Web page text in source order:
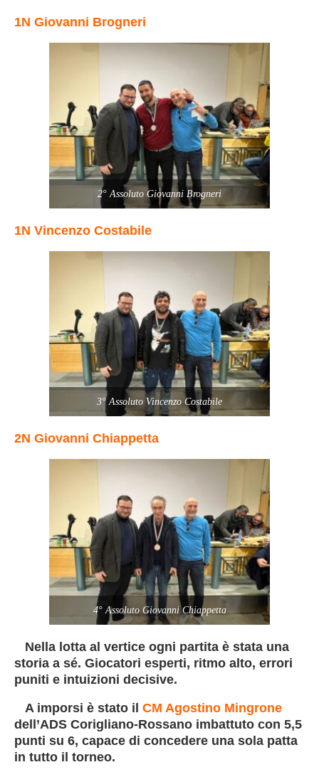
1N Giovanni Brogneri
2° Assoluto Giovanni Brogneri
1N Vincenzo Costabile
3° Assoluto Vincenzo Costabile
2N Giovanni Chiappetta
4° Assoluto Giovanni Chiappetta
Nella lotta al vertice ogni partita è stata una
storia a sé. Giocatori esperti, ritmo alto, errori
puniti e intuizioni decisive.
A imporsi è stato il CM Agostino Mingrone
dell’ADS Corigliano-Rossano imbattuto con 5,5
punti su 6, capace di concedere una sola patta
in tutto il torneo.